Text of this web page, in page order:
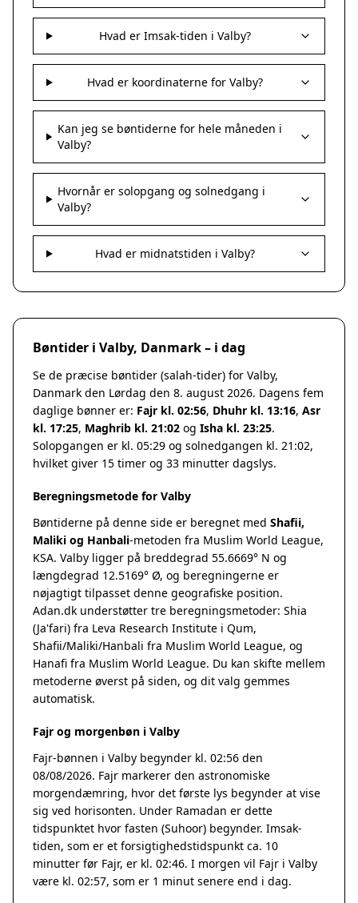
Hvad er Imsak-tiden i Valby?
Hvad er koordinaterne for Valby?
Kan jeg se bøntiderne for hele måneden i
Valby?
Hvornår er solopgang og solnedgang i
Valby?
Hvad er midnatstiden i Valby?
Bøntider i Valby, Danmark – i dag
Se de præcise bøntider (salah-tider) for Valby,
Danmark den Lørdag den 8. august 2026. Dagens fem
daglige bønner er: Fajr kl. 02:56, Dhuhr kl. 13:16, Asr
kl. 17:25, Maghrib kl. 21:02 og Isha kl. 23:25.
Solopgangen er kl. 05:29 og solnedgangen kl. 21:02,
hvilket giver 15 timer og 33 minutter dagslys.
Beregningsmetode for Valby
Bøntiderne på denne side er beregnet med Shafii,
Maliki og Hanbali-metoden fra Muslim World League,
KSA. Valby ligger på breddegrad 55.6669° N og
længdegrad 12.5169° Ø, og beregningerne er
nøjagtigt tilpasset denne geografiske position.
Adan.dk understøtter tre beregningsmetoder: Shia
(Ja'fari) fra Leva Research Institute i Qum,
Shafii/Maliki/Hanbali fra Muslim World League, og
Hanafi fra Muslim World League. Du kan skifte mellem
metoderne øverst på siden, og dit valg gemmes
automatisk.
Fajr og morgenbøn i Valby
Fajr-bønnen i Valby begynder kl. 02:56 den
08/08/2026. Fajr markerer den astronomiske
morgendæmring, hvor det første lys begynder at vise
sig ved horisonten. Under Ramadan er dette
tidspunktet hvor fasten (Suhoor) begynder. Imsak-
tiden, som er et forsigtighedstidspunkt ca. 10
minutter før Fajr, er kl. 02:46. I morgen vil Fajr i Valby
være kl. 02:57, som er 1 minut senere end i dag.